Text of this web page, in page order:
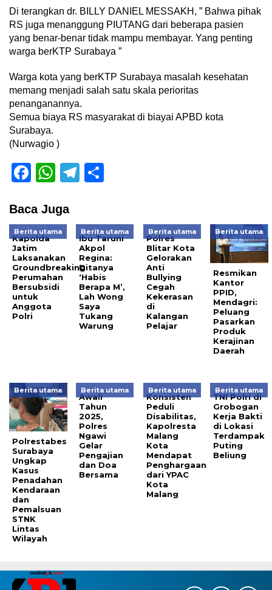
Di terangkan dr. BILLY DANIEL MESSAKH, ” Bahwa pihak
RS juga menanggung PIUTANG dari beberapa pasien
yang benar-benar tidak mampu membayar. Yang penting
warga berKTP Surabaya ”
Warga kota yang berKTP Surabaya masalah kesehatan
memang menjadi salah satu skala perioritas
penanganannya.
Semua biaya RS masyarakat di biayai APBD kota
Surabaya.
(Nurwagio )
Facebook
WhatsApp
Telegram
Baca Juga
Berita utama
Kapolda
Jatim
Laksanakan
Groundbreaking
Perumahan
Bersubsidi
untuk
Anggota
Polri
Berita utama
Ibu Taruni
Akpol
Regina:
Ditanya
‘Habis
Berapa M’,
Lah Wong
Saya
Tukang
Warung
Berita utama
Polres
Blitar Kota
Gelorakan
Anti
Bullying
Cegah
Kekerasan
di
Kalangan
Pelajar
Berita utama
Resmikan
Kantor
PPID,
Mendagri:
Peluang
Pasarkan
Produk
Kerajinan
Daerah
Berita utama
Polrestabes
Surabaya
Ungkap
Kasus
Penadahan
Kendaraan
dan
Pemalsuan
STNK
Lintas
Wilayah
Berita utama
Awali
Tahun
2025,
Polres
Ngawi
Gelar
Pengajian
dan Doa
Bersama
Berita utama
Konsisten
Peduli
Disabilitas,
Kapolresta
Malang
Kota
Mendapat
Penghargaan
dari YPAC
Kota
Malang
Berita utama
TNI Polri di
Grobogan
Kerja Bakti
di Lokasi
Terdampak
Puting
Beliung